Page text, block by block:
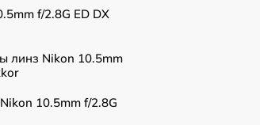
f/2.8G ED DX
линз Nikon 10.5mm
10.5mm f/2.8G